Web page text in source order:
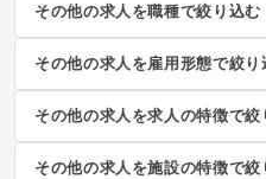
その他の求人を職種で絞り込む
その他の求人を雇用形態で絞り
その他の求人を求人の特徴で絞
その他の求人を施設の特徴で絞